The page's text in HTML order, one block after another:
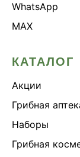
WhatsApp
MAX
КАТАЛОГ
Акции
Грибная
Наборы
Грибная